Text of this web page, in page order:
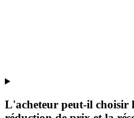
L'acheteur peut-il choisir